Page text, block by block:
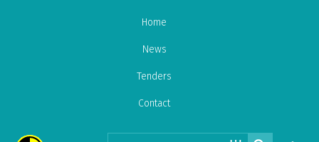
Home
News
Tenders
Contact